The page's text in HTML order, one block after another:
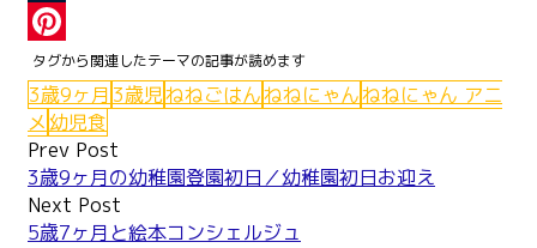
Tumblr
Pinterest
3歳9ヶ月 3歳児ねねごはんねねにゃんねねにゃん アニ
メ幼児食
Post
navigation
Prev Post
3歳9ヶ月の幼稚園登園初日／幼稚園初日お迎え
Next Post
5歳7ヶ月と絵本コンシェルジュ